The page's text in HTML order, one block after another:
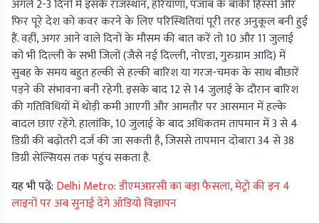
अगले 2-3 दिनों में इसके राजस्थान, हरियाणा, पंजाब के बाकी हिस्सों और
फिर पूरे देश को कवर करने के लिए परिस्थितियां पूरी तरह अनुकूल बनी हुई
हैं. वहीं, अगर आने वाले दिनों के मौसम की बात करें तो 10 और 11 जुलाई
को भी दिल्ली के सभी जिलों (जैसे नई दिल्ली, नोएडा, गुरुग्राम आदि) में
सुबह के समय बहुत हल्की से हल्की बारिश या गरज-चमक के साथ बौछारें
पड़ने की संभावना बनी रहेगी. इसके बाद 12 से 14 जुलाई के दौरान बारिश
की गतिविधियों में थोड़ी कमी आएगी और आमतौर पर आसमान में हल्के
बादल छाए रहेंगे. हालांकि, 10 जुलाई के बाद अधिकतम तापमान में 3 से 4
डिग्री की बढ़ोतरी दर्ज की जा सकती है, जिससे तापमान दोबारा 34 से 38
डिग्री सेल्सियस तक पहुंच सकता है.
यह भी पढ़ें: Delhi Metro: डीएमआरसी का बड़ा फैसला, मेट्रो की इन 4
लाइनों पर अब सुनाई देंगे ऑडियो विज्ञापन